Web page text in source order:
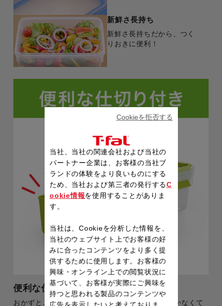
新鮮さ長持ち
新鮮さ長持ちだから、つく
りおきに便利！
便利な仕切り付き
おかずとご飯を仕切れるから、おかずの汁気がつかなくて
当社、当社の関連会社および当社の
パートナー企業は、お客様の当社ブ
ランドの体験をより良いものにする
ため、当社および第三者の発行するC
ookie情報を使用することがありま
す。
当社は、Cookieを分析した情報を、
当社のウェブサイト上でお客様の好
みに合ったコンテンツをより多く提
供するために使用します。お客様の
興味・オンライン上での閲覧状況に
基づいて、お客様が実際にご興味を
持つと思われる製品のコンテンツや
Cookieを拒否する